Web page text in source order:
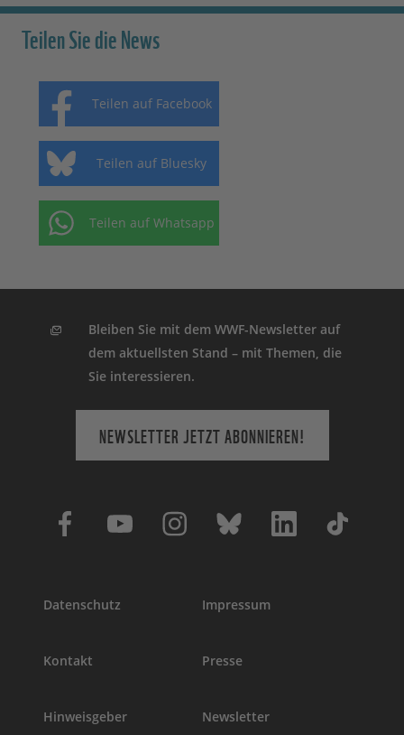
Teilen Sie die News
Teilen auf Facebook
Teilen auf Bluesky
Teilen auf Whatsapp
Bleiben Sie mit dem WWF-Newsletter auf
dem aktuellsten Stand – mit Themen, die
Sie interessieren.
NEWSLETTER JETZT ABONNIEREN!
Datenschutz Impressum
Kontakt Presse
Hinweisgeber Newsletter